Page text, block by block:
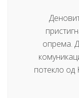
опрема.
потекло од